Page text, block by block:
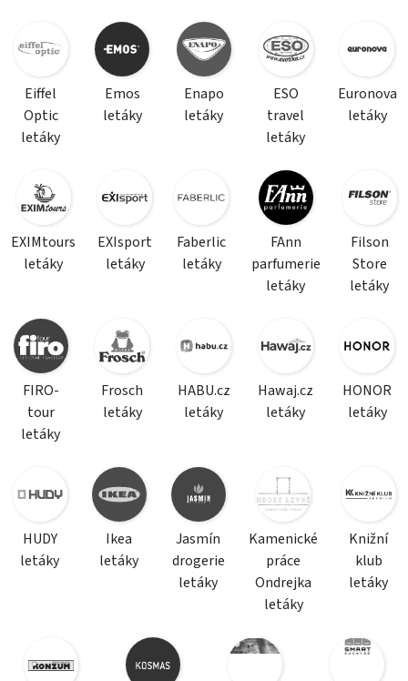
Eiffel
Optic
letáky
Emos
letáky
Enapo
letáky
ESO
travel
letáky
Euronova
letáky
EXIMtours
letáky
EXIsport
letáky
Faberlic
letáky
FAnn
parfumerie
letáky
Filson
Store
letáky
FIRO-
tour
letáky
Frosch
letáky
HABU.cz
letáky
Hawaj.cz
letáky
HONOR
letáky
HUDY
letáky
Ikea
letáky
Jasmín
drogerie
letáky
Kamenické
práce
Ondrejka
letáky
Knižní
klub
letáky